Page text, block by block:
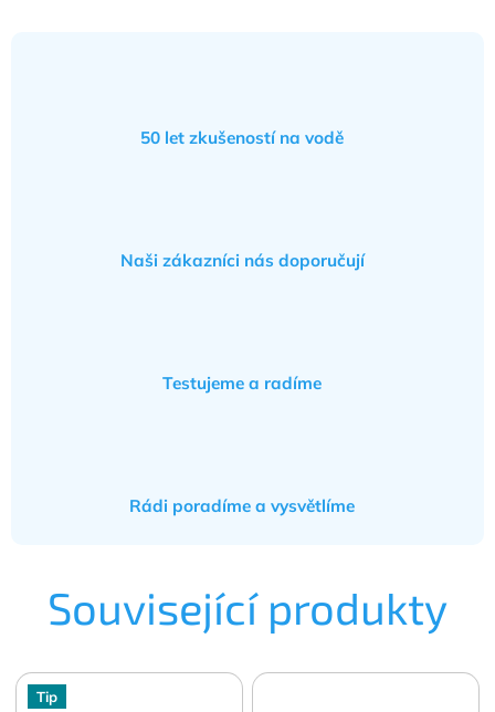
50 let zkušeností na vodě
Naši zákazníci nás doporučují
Testujeme a radíme
Rádi poradíme a vysvětlíme
Související produkty
Tip